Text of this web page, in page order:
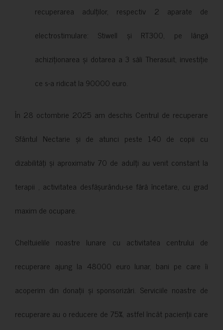
recuperarea adulților, respectiv 2 aparate de
electrostimulare: Stiwell și RT300, pe lângă
achiziționarea și dotarea a 3 săli Therasuit, investiție
ce s-a ridicat la 90000 euro.
În 28 octombrie 2025 am deschis Centrul de recuperare
Sfântul Nectarie și de atunci peste 140 de copii cu
dizabilități și aproximativ 70 de adulți au venit constant la
terapii , activitatea desfășurându-se fără încetare, cu grad
maxim de ocupare.
Cheltuielile noastre lunare cu activitatea centrului de
recuperare ajung la 48000 euro lunar, bani pe care îi
acoperim din donații și sponsorizări. Serviciile noastre de
recuperare au o reducere de 75%, astfel încât pacienții care